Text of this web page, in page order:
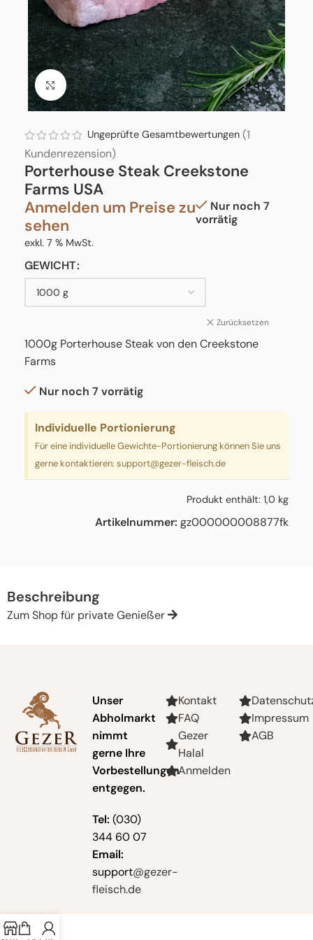
Click to enlarge
Ungeprüfte Gesamtbewertungen (1
Kundenrezension)
Porterhouse Steak Creekstone
Farms USA
Anmelden um Preise zu
sehen
Nur noch 7
vorrätig
exkl. 7 % MwSt.
GEWICHT
Zurücksetzen
1000g Porterhouse Steak von den Creekstone
Farms
Nur noch 7 vorrätig
Individuelle Portionierung
Für eine individuelle Gewichte-Portionierung können Sie uns
gerne kontaktieren: support@gezer-fleisch.de
Produkt enthält: 1,0 kg
Artikelnummer: gz000000008877fk
Beschreibung
Zum Shop für private Genießer
Unser
Abholmarkt
nimmt
gerne Ihre
Vorbestellungen
entgegen.
Tel: (030)
344 60 07
Email:
support@gezer-
fleisch.de
Kontakt
FAQ
Gezer
Halal
Anmelden
Impressum
AGB